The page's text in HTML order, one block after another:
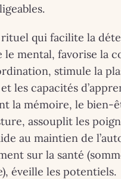
rituel qui facilite la
le mental, favorise la
stimule la
les capacités
la mémoire, le bien-
assouplit les
au maintien de
sur la santé
éveille les potentiels.